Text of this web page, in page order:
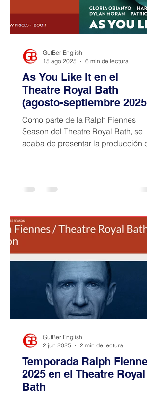
As You Like It en el
Theatre Royal Bath
(agosto-septiembre 2025)
Como parte de la Ralph Fiennes
Season del Theatre Royal Bath, se
acaba de presentar la producción de
actor y con la participación de Dame
Harriet Walter interpretando a Jaques.
GutBer English
15 ago 2025
6 min de lectura
Temporada Ralph Fiennes
2025 en el Theatre Royal
Bath
GutBer English
2 jun 2025
2 min de lectura